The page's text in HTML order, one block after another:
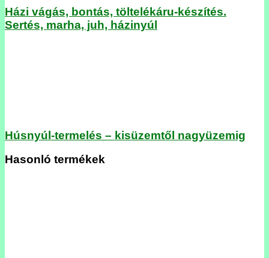
Házi vágás, bontás, töltelékáru-készítés.
Sertés, marha, juh, házinyúl
Húsnyúl-termelés – kisüzemtől nagyüzemig
Hasonló termékek